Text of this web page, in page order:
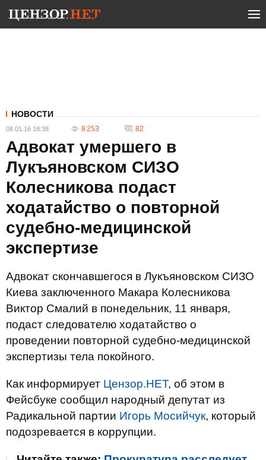
НОВОСТИ
08.01.16 18:38 8 253 82
Адвокат умершего в
Лукъяновском СИЗО
Колесникова подаст
ходатайство о повторной
судебно-медицинской
экспертизе
Адвокат скончавшегося в Лукъяновском СИЗО
Киева заключенного Макара Колесникова
Виктор Смалий в понедельник, 11 января,
подаст следователю ходатайство о
проведении повторной судебно-медицинской
экспертизы тела покойного.
Как информирует Цензор.НЕТ, об этом в
Фейсбуке сообщил народный депутат из
Радикальной партии Игорь Мосийчук, который
подозревается в коррупции.